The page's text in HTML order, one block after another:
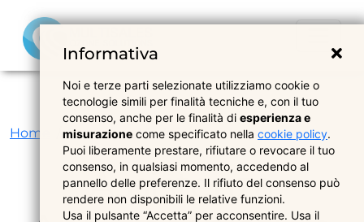
Home Servizi per Medici Assistenza
Assistenza
Informativa
Noi e terze parti selezionate utilizziamo cookie o
tecnologie simili per finalità tecniche e, con il tuo
consenso, anche per le finalità di esperienza e
misurazione come specificato nella cookie policy.
Puoi liberamente prestare, rifiutare o revocare il tuo
consenso, in qualsiasi momento, accedendo al
pannello delle preferenze. Il rifiuto del consenso può
rendere non disponibili le relative funzioni.
Usa il pulsante “Accetta” per acconsentire. Usa il